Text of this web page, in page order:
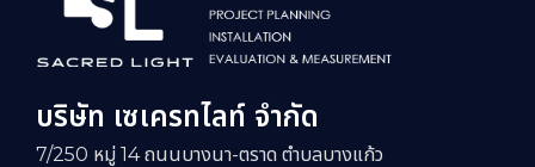
บริษัท เซเครทไลท์ จำกัด
7/250 หมู่ 14 ถนนบางนา-ตราด ตำบลบางแก้ว